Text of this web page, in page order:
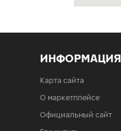
ИНФОРМАЦИЯ
Карта сайта
О маркетплейсе
Официальный сайт